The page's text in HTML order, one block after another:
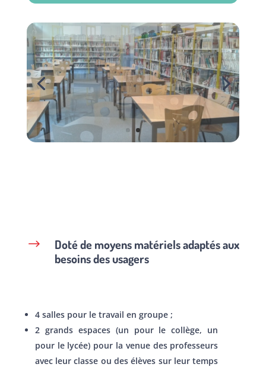
$
Doté de moyens matériels adaptés aux
besoins des usagers
4 salles pour le travail en groupe ;
2 grands espaces (un pour le collège, un
pour le lycée) pour la venue des professeurs
avec leur classe ou des élèves sur leur temps